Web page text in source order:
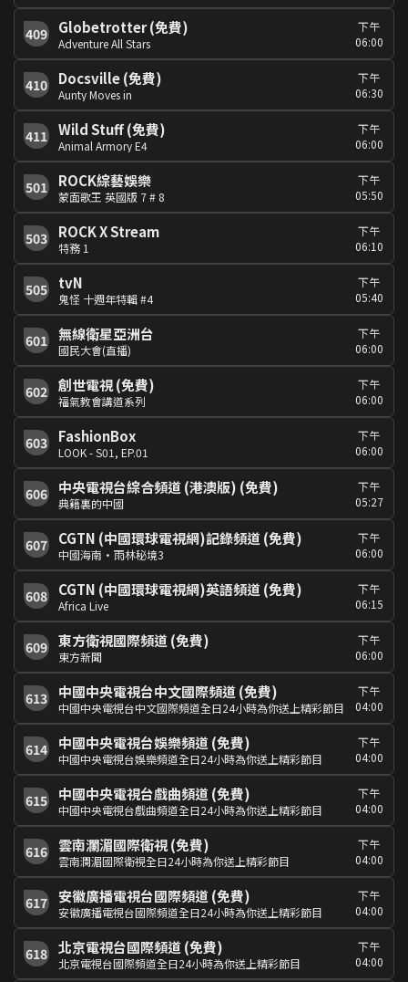
409 Globetrotter (免費)
Adventure All Stars
下午
06:00
410 Docsville (免費)
Aunty Moves in
下午
06:30
411 Wild Stuff (免費)
Animal Armory E4
下午
06:00
501 ROCK綜藝娛樂
蒙面歌王 英國版 7 # 8
下午
05:50
503 ROCK X Stream
特務 1
下午
06:10
505 tvN
鬼怪 十週年特輯 #4
下午
05:40
601 無線衛星亞洲台
國民大會(直播)
下午
06:00
602 創世電視 (免費)
福氣教會講道系列
下午
06:00
603 FashionBox
LOOK - S01, EP.01
下午
06:00
606 中央電視台綜合頻道 (港澳版) (免費)
典籍裏的中國
下午
05:27
607 CGTN (中國環球電視網)記錄頻道 (免費)
中國海南·雨林秘境3
下午
06:00
608 CGTN (中國環球電視網)英語頻道 (免費)
Africa Live
下午
06:15
609 東方衛視國際頻道 (免費)
東方新聞
下午
06:00
613 中國中央電視台中文國際頻道 (免費)
中國中央電視台中文國際頻道全日24小時為你送上精彩節目
下午
04:00
614 中國中央電視台娛樂頻道 (免費)
中國中央電視台娛樂頻道全日24小時為你送上精彩節目
下午
04:00
615 中國中央電視台戲曲頻道 (免費)
中國中央電視台戲曲頻道全日24小時為你送上精彩節目
下午
04:00
616 雲南瀾湄國際衛視 (免費)
雲南瀾湄國際衛視全日24小時為你送上精彩節目
下午
04:00
617 安徽廣播電視台國際頻道 (免費)
安徽廣播電視台國際頻道全日24小時為你送上精彩節目
下午
04:00
618 北京電視台國際頻道 (免費)
北京電視台國際頻道全日24小時為你送上精彩節目
下午
04:00